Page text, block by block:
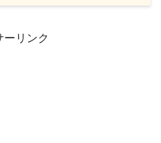
ーリンク